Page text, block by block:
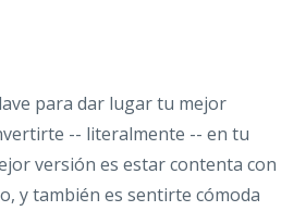
para dar lugar tu mejor
-- literalmente -- en tu
versión es estar contenta con
y también es sentirte cómoda